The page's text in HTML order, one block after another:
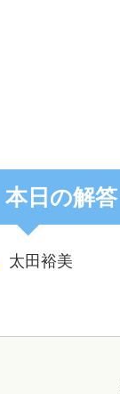
本日の解答
太田裕美